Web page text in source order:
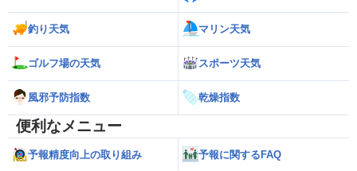
釣り天気 マリン天気
ゴルフ場の天気 スポーツ天気
風邪予防指数 乾燥指数
便利なメニュー
予報精度向上の取り組み 予報に関するFAQ